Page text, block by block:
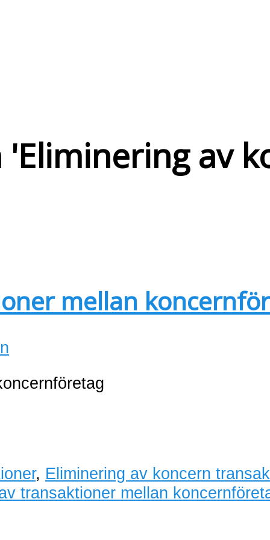
'Eliminering av
mellan
, Eliminering av koncern
transaktioner mellan